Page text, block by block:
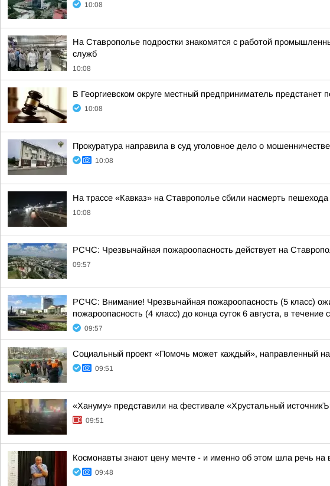
10:08
На Ставрополье подростки знакомятся с работой
служб
10:08
В Георгиевском округе местный предприниматель
10:08
Прокуратура направила в суд уголовное дело о
10:08
На трассе «Кавказ» на Ставрополье сбили насмерть пешехода
10:08
РСЧС: Чрезвычайная пожароопасность действует на
09:57
РСЧС: Внимание! Чрезвычайная пожароопасность (5 класс)
пожароопасность (4 класс) до конца суток 6 августа, в течение
09:57
Социальный проект «Помочь может каждый», направленный на
09:51
«Хануму» представили на фестивале «Хрустальный
09:51
Космонавты знают цену мечте - и именно об этом шла речь
09:48